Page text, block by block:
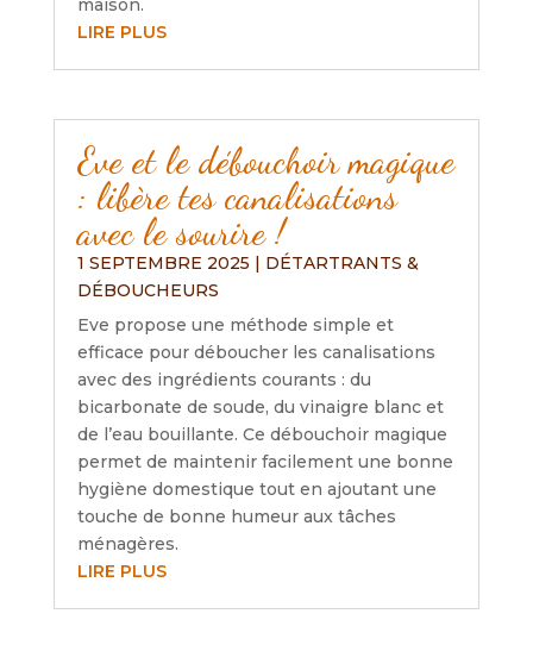
maison.
LIRE PLUS
Eve et le débouchoir magique
: libère tes canalisations
avec le sourire !
1 SEPTEMBRE 2025
DÉTARTRANTS &
DÉBOUCHEURS
Eve propose une méthode simple et
efficace pour déboucher les canalisations
avec des ingrédients courants : du
bicarbonate de soude, du vinaigre blanc et
de l’eau bouillante. Ce débouchoir magique
permet de maintenir facilement une bonne
hygiène domestique tout en ajoutant une
touche de bonne humeur aux tâches
ménagères.
LIRE PLUS